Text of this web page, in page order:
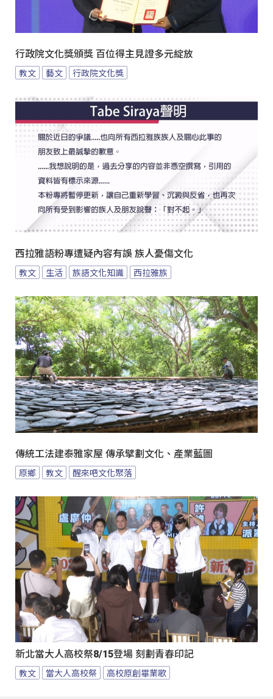
行政院文化獎頒獎 百位得主見證多元綻放
教文 藝文 行政院文化獎
西拉雅語粉專遭疑內容有誤 族人憂傷文化
教文 生活 族語文化知識 西拉雅族
傳統工法建泰雅家屋 傳承擘劃文化、產業藍圖
原鄉 教文 醒來吧文化聚落
新北當大人高校祭8/15登場 刻劃青春印記
教文 當大人高校祭 高校原創畢業歌